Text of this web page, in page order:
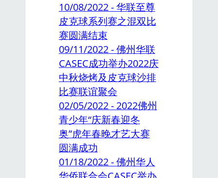
10/08/2022 - 华联至尊
皮克球系列赛之混双比
赛圆满结束
09/11/2022 - 佛州华联
CASEC成功举办2022庆
中秋烧烤及皮克球沙排
比赛联谊聚会
02/05/2022 - 2022佛州
青少年“庆新春迎冬
奥”虎年春晚才艺大赛
圆满成功
01/18/2022 - 佛州华人